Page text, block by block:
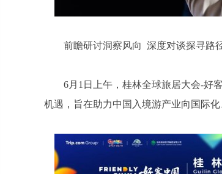
前瞻研讨洞察风向 深度对谈探寻路
6月1日上午，桂林全球旅居大会-好
机遇，旨在助力中国入境游产业向国际化